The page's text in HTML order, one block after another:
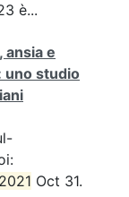
è...
ansia e
uno studio
2021 Oct 31.